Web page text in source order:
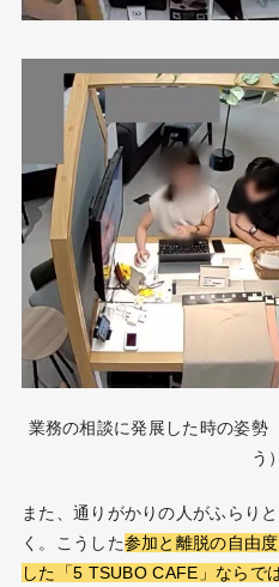
業務の相談に発展した時の姿勢
う）
また、通りがかりの人がふらり
く。こうした参加と離脱の自由
した「5 TSUBO CAFE」ならで